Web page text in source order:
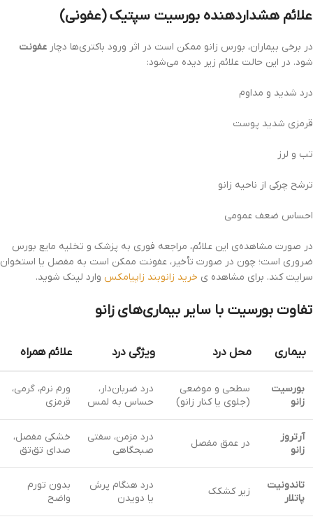
علائم هشداردهنده بورسیت سپتیک (عفونی)
در برخی بیماران، بورس زانو ممکن است در اثر ورود باکتری‌ها دچار عفونت
شود. در این حالت علائم زیر دیده می‌شود:
درد شدید و مداوم
قرمزی شدید پوست
تب و لرز
ترشح چرکی از ناحیه زانو
احساس ضعف عمومی
در صورت مشاهده‌ی این علائم، مراجعه فوری به پزشک و تخلیه مایع بورس
ضروری است؛ چون در صورت تأخیر، عفونت ممکن است به مفصل یا استخوان
سرایت کند. برای مشاهده ی خرید زانوبند زاپیامکس وارد لینک شوید.
تفاوت بورسیت با سایر بیماری‌های زانو
بیماری محل درد ویژگی درد علائم همراه
بورسیت
زانو
سطحی و موضعی
(جلوی یا کنار زانو)
درد ضربان‌دار،
حساس به لمس
ورم نرم، گرمی،
قرمزی
آرتروز
زانو
در عمق مفصل
درد مزمن، سفتی
صبحگاهی
خشکی مفصل،
صدای تق‌تق
تاندونیت
پاتلار
زیر کشکک
درد هنگام پرش
یا دویدن
بدون تورم
واضح